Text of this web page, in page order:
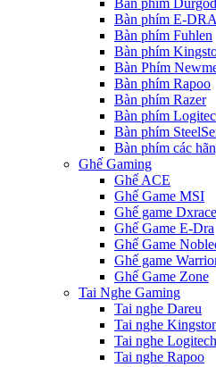
Bàn phím Durgod
Bàn phím E-DRA
Bàn phím Fuhlen
Bàn phím
Bàn Phím
Bàn phím Rapoo
Bàn phím Razer
Bàn phím
Bàn phím
Bàn phím các
Ghế Gaming
Ghế ACE
Ghế Game MSI
Ghế game
Ghế Game E-Dra
Ghế Game
Ghế game
Ghế Game Zone
Tai Nghe Gaming
Tai nghe Dareu
Tai nghe
Tai nghe Logitech
Tai nghe Rapoo